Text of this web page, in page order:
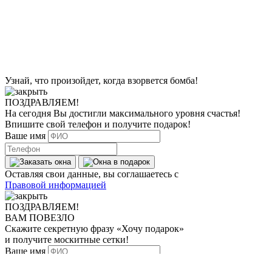
Узнай, что произойдет, когда взорвется бомба!
ПОЗДРАВЛЯЕМ!
На сегодня Вы достигли максимального уровня счастья!
Впишите свой телефон и получите подарок!
Ваше имя
Оставляя свои данные, вы соглашаетесь с
Правовой информацией
ПОЗДРАВЛЯЕМ!
ВАМ ПОВЕЗЛО
Скажите секретную фразу «Хочу подарок»
и получите москитные сетки!
Ваше имя